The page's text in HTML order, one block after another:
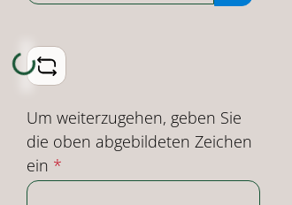
Loading...
Um weiterzugehen, geben Sie
die oben abgebildeten Zeichen
ein *